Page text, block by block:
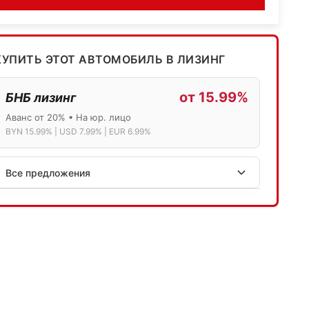
ЭТОТ АВТОМОБИЛЬ В ЛИЗИНГ
БНБ лизинг от 15.99%
Аванс от 20% • На юр. лицо
BYN 15.99% | USD 7.99% | EUR 6.99%
Все предложения
АСБ лизинг